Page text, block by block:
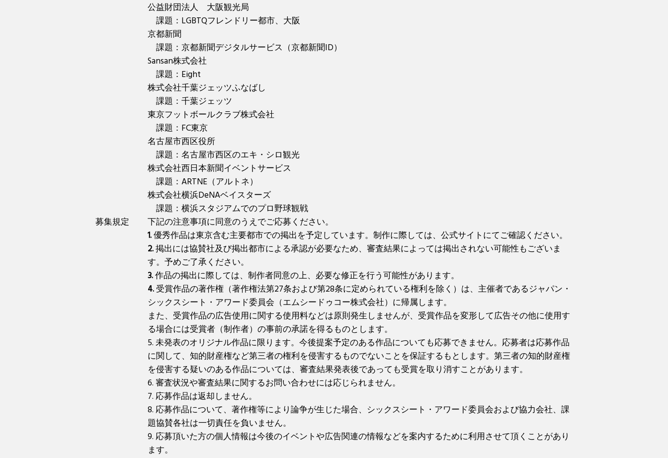
公益財団法人 大阪観光局
課題：LGBTQフレンドリー都市、大阪
京都新聞
課題：京都新聞デジタルサービス（京都新聞ID）
Sansan株式会社
課題：Eight
株式会社千葉ジェッツふなばし
課題：千葉ジェッツ
東京フットボールクラブ株式会社
課題：FC東京
名古屋市西区役所
課題：名古屋市西区のエキ・シロ観光
株式会社西日本新聞イベントサービス
課題：ARTNE（アルトネ）
株式会社横浜DeNAベイスターズ
課題：横浜スタジアムでのプロ野球観戦
募集規定
下記の注意事項に同意のうえでご応募ください。
1.優秀作品は東京含む主要都市での掲出を予定しています。制作に際しては、公式サイトにてご確認ください。
2.掲出には協賛社及び掲出都市による承認が必要なため、審査結果によっては掲出されない可能性もございま
す。予めご了承ください。
3.作品の掲出に際しては、制作者同意の上、必要な修正を行う可能性があります。
4.受賞作品の著作権（著作権法第27条および第28条に定められている権利を除く）は、主催者であるジャパン・
シックスシート・アワード委員会（エムシードゥコー株式会社）に帰属します。
また、受賞作品の広告使用に関する使用料などは原則発生しませんが、受賞作品を変形して広告その他に使用す
る場合には受賞者（制作者）の事前の承諾を得るものとします。
5. 未発表のオリジナル作品に限ります。今後提案予定のある作品についても応募できません。応募者は応募作品
に関して、知的財産権など第三者の権利を侵害するものでないことを保証するもとします。第三者の知的財産権
を侵害する疑いのある作品については、審査結果発表後であっても受賞を取り消すことがあります。
6. 審査状況や審査結果に関するお問い合わせには応じられません。
7. 応募作品は返却しません。
8. 応募作品について、著作権等により論争が生じた場合、シックスシート・アワード委員会および協力会社、課
題協賛各社は一切責任を負いません。
9. 応募頂いた方の個人情報は今後のイベントや広告関連の情報などを案内するために利用させて頂くことがあり
ます。